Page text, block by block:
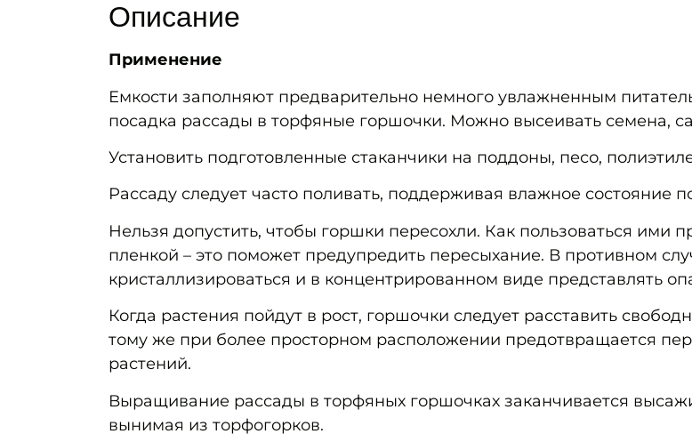
Описание
Применение
Емкости заполняют предварительно немного увлажненным
посадка рассады в торфяные горшочки. Можно высеивать семена,
Установить подготовленные стаканчики на поддоны, песо,
Рассаду следует часто поливать, поддерживая влажное состояние
Нельзя допустить, чтобы горшки пересохли. Как пользоваться
пленкой – это поможет предупредить пересыхание. В противном
кристаллизироваться и в концентрированном виде представлять
Когда растения пойдут в рост, горшочки следует расставить
тому же при более просторном расположении предотвращается
растений.
Выращивание рассады в торфяных горшочках заканчивается
вынимая из торфогорков.